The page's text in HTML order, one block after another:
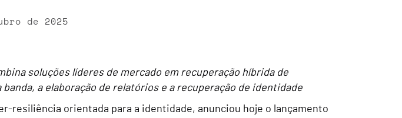
de 2025
soluções líderes de mercado em recuperação híbrida de
a elaboração de relatórios e a recuperação de identidade
resiliência orientada para a identidade, anunciou hoje o lançamento